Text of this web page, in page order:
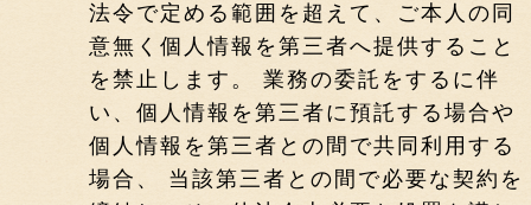
法令で定める範囲を超えて、ご本人の同
意無く個人情報を第三者へ提供すること
を禁止します。 業務の委託をするに伴
い、個人情報を第三者に預託する場合や
個人情報を第三者との間で共同利用する
場合、 当該第三者との間で必要な契約を